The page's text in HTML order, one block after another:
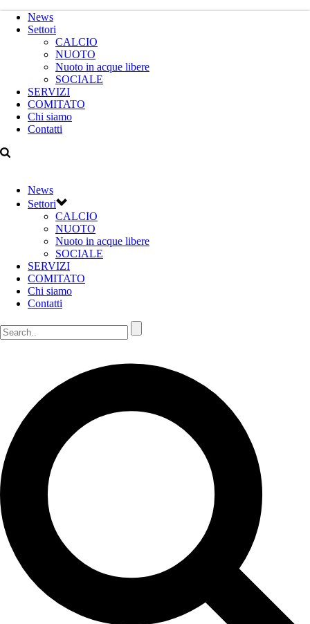
News
Settori
CALCIO
NUOTO
Nuoto in acque libere
SOCIALE
SERVIZI
COMITATO
Chi siamo
Contatti
News
Settori
CALCIO
NUOTO
Nuoto in acque libere
SOCIALE
SERVIZI
COMITATO
Chi siamo
Contatti